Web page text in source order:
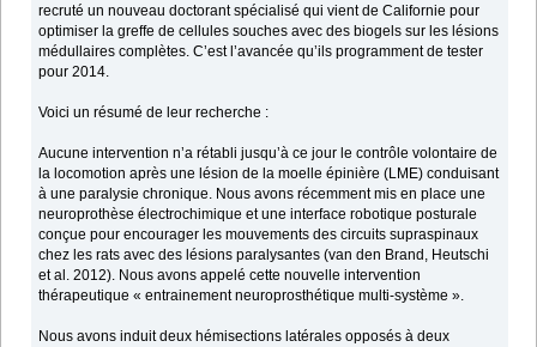
recruté un nouveau doctorant spécialisé qui vient de Californie pour
optimiser la greffe de cellules souches avec des biogels sur les lésions
médullaires complètes. C’est l’avancée qu’ils programment de tester
pour 2014.
Voici un résumé de leur recherche :
Aucune intervention n’a rétabli jusqu’à ce jour le contrôle volontaire de
la locomotion après une lésion de la moelle épinière (LME) conduisant
à une paralysie chronique. Nous avons récemment mis en place une
neuroprothèse électrochimique et une interface robotique posturale
conçue pour encourager les mouvements des circuits supraspinaux
chez les rats avec des lésions paralysantes (van den Brand, Heutschi
et al. 2012). Nous avons appelé cette nouvelle intervention
thérapeutique « entrainement neuroprosthétique multi-système ».
Nous avons induit deux hémisections latérales opposés à deux